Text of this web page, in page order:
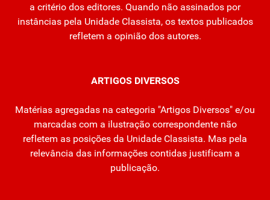
a critério dos editores. Quando não assinados por
instâncias pela Unidade Classista, os textos publicados
refletem a opinião dos autores.
ARTIGOS DIVERSOS
Matérias agregadas na categoria "Artigos Diversos" e/ou
marcadas com a ilustração correspondente não
refletem as posições da Unidade Classista. Mas pela
relevância das informações contidas justificam a
publicação.